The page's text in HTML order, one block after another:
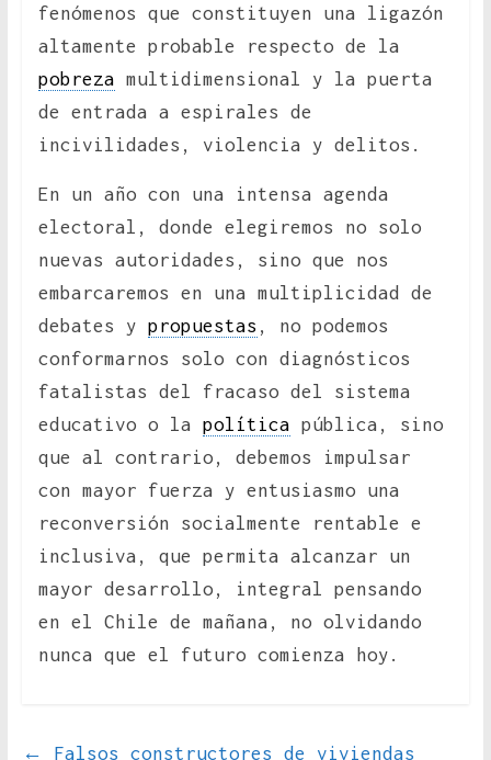
fenómenos que constituyen una ligazón
altamente probable respecto de la
pobreza multidimensional y la puerta
de entrada a espirales de
incivilidades, violencia y delitos.
En un año con una intensa agenda
electoral, donde elegiremos no solo
nuevas autoridades, sino que nos
embarcaremos en una multiplicidad de
debates y propuestas , no podemos
conformarnos solo con diagnósticos
fatalistas del fracaso del sistema
educativo o la política pública, sino
que al contrario, debemos impulsar
con mayor fuerza y entusiasmo una
reconversión socialmente rentable e
inclusiva, que permita alcanzar un
mayor desarrollo, integral pensando
en el Chile de mañana, no olvidando
nunca que el futuro comienza hoy.
← Falsos constructores de viviendas